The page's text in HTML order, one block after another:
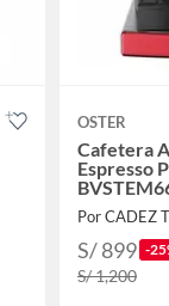
OSTER
Cafetera
Espresso
Por CADEZ
S/ 899 -
S/ 1,200